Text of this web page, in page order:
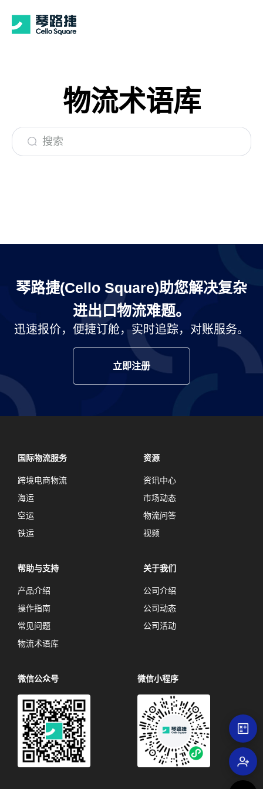
物流术语库
琴路捷(Cello Square)助您解决复杂
进出口物流难题。
迅速报价，便捷订舱，实时追踪，对账服务。
立即注册
国际物流服务
跨境电商物流
海运
空运
铁运
资源
资讯中心
市场动态
物流问答
视频
帮助与支持
产品介绍
操作指南
常见问题
物流术语库
关于我们
公司介绍
公司动态
公司活动
微信公众号 微信小程序